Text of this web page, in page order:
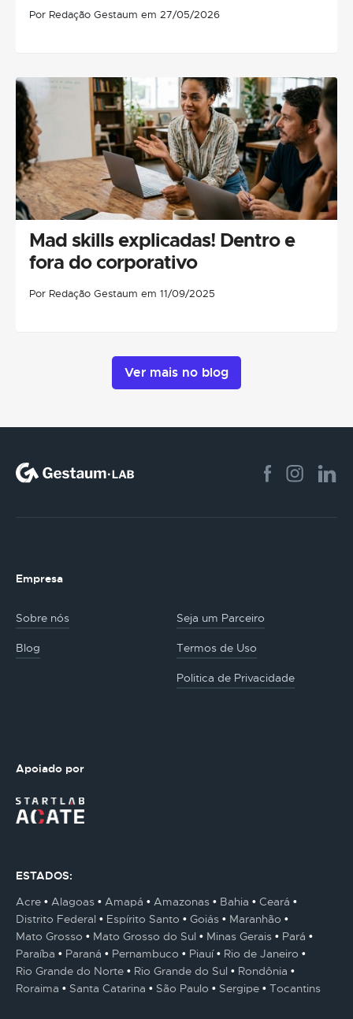
Por Redação Gestaum em 27/05/2026
Mad skills explicadas! Dentro e
fora do corporativo
Por Redação Gestaum em 11/09/2025
Ver mais no blog
Empresa
Sobre nós Seja um Parceiro
Blog Termos de Uso
Politica de Privacidade
Apoiado por
ESTADOS:
Acre
Alagoas Amapá Amazonas Bahia
Ceará
Distrito Federal
Espírito Santo Goiás
Maranhão
Mato Grosso
Mato Grosso do Sul Minas Gerais
Pará
Paraíba
Paraná Pernambuco Piauí
Rio de Janeiro
Rio Grande do Norte
Rio Grande do Sul
Rondônia
Roraima
Santa Catarina São Paulo Sergipe Tocantins